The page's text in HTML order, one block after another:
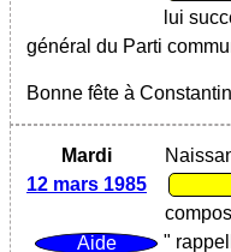
lui
général du Parti
Bonne fête à
Mardi
12 mars 1985
"